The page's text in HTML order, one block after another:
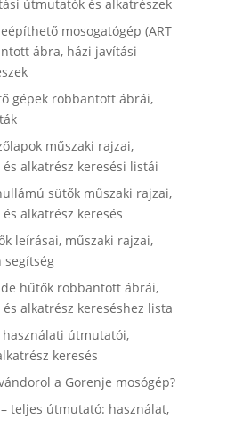
útmutatók és alkatrészek
mosogatógép (ART
ábra, házi javítási
gépek robbantott ábrái,
műszaki rajzai,
alkatrész keresési listái
sütők műszaki rajzai,
alkatrész keresés
leírásai, műszaki rajzai,
segítség
hűtők robbantott ábrái,
alkatrész kereséshez lista
útmutatói,
keresés
a Gorenje mosógép?
teljes útmutató: használat,